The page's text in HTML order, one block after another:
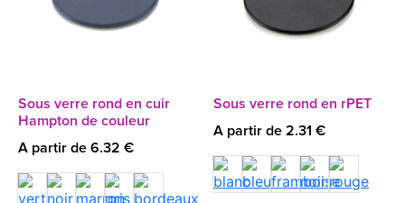
Sous verre rond en cuir
Hampton de couleur
A partir de 6.32 €
Sous verre rond en rPET
A partir de 2.31 €